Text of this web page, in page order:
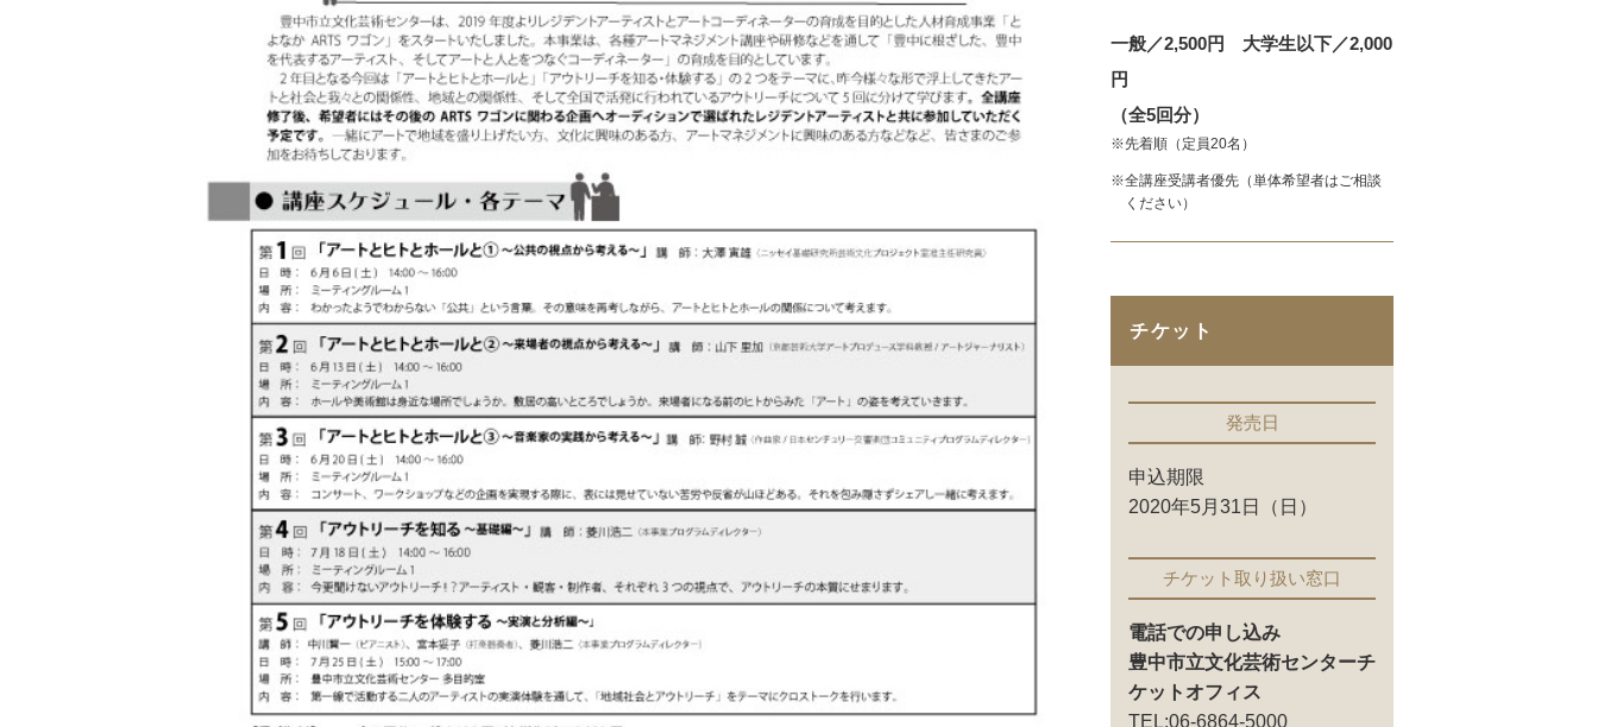
一般／2,500円 大学生以下／2,000
円
（全5回分）
※先着順（定員20名）
※全講座受講者優先（単体希望者はご相談
ください）
チケット
発売日
申込期限
2020年5月31日（日）
チケット取り扱い窓口
電話での申し込み
豊中市立文化芸術センターチ
ケットオフィス
TEL:06-6864-5000